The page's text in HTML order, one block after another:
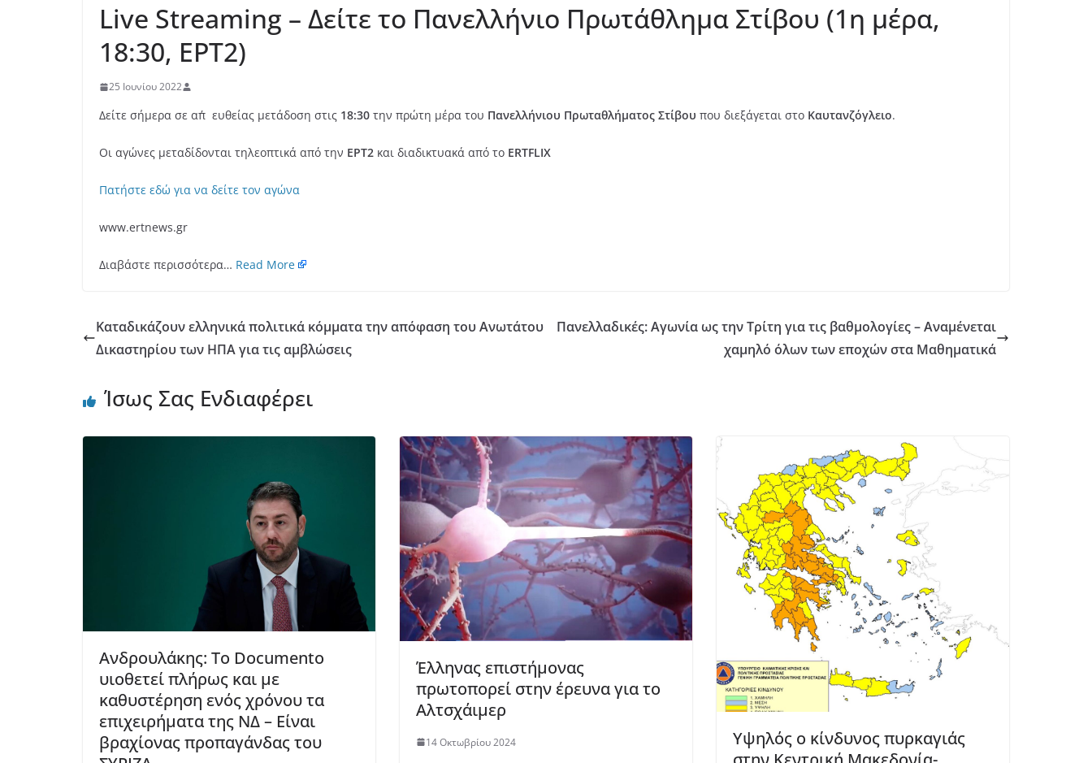
Live Streaming – Δείτε το Πανελλήνιο Πρωτάθλημα Στίβου (1η μέρα,
18:30, EΡΤ2)
25 Ιουνίου 2022
Δείτε σήμερα σε απ΄ευθείας μετάδοση στις 18:30 την πρώτη μέρα του Πανελλήνιου Πρωταθλήματος Στίβου που διεξάγεται στο Καυτανζόγλειο.
Οι αγώνες μεταδίδονται τηλεοπτικά από την ΕΡΤ2 και διαδικτυακά από το ERTFLIX
Πατήστε εδώ για να δείτε τον αγώνα
www.ertnews.gr
Διαβάστε περισσότερα… Read More
Καταδικάζουν ελληνικά πολιτικά κόμματα την απόφαση του Ανωτάτου
Δικαστηρίου των ΗΠΑ για τις αμβλώσεις
Πανελλαδικές: Αγωνία ως την Τρίτη για τις βαθμολογίες – Αναμένεται
χαμηλό όλων των εποχών στα Μαθηματικά
Ίσως Σας Ενδιαφέρει
Ανδρουλάκης: Το Documento
υιοθετεί πλήρως και με
καθυστέρηση ενός χρόνου τα
επιχειρήματα της ΝΔ – Είναι
βραχίονας προπαγάνδας του
Έλληνας επιστήμονας
πρωτοπορεί στην έρευνα για το
Αλτσχάιμερ
14 Οκτωβρίου 2024
Υψηλός ο κίνδυνος πυρκαγιάς